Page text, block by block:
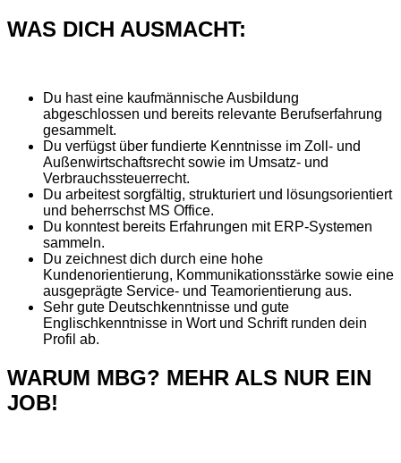
WAS DICH AUSMACHT:
Du hast eine kaufmännische Ausbildung
abgeschlossen und bereits relevante Berufserfahrung
gesammelt.
Du verfügst über fundierte Kenntnisse im Zoll- und
Außenwirtschaftsrecht sowie im Umsatz- und
Verbrauchssteuerrecht.
Du arbeitest sorgfältig, strukturiert und lösungsorientiert
und beherrschst MS Office.
Du konntest bereits Erfahrungen mit ERP-Systemen
sammeln.
Du zeichnest dich durch eine hohe
Kundenorientierung, Kommunikationsstärke sowie eine
ausgeprägte Service- und Teamorientierung aus.
Sehr gute Deutschkenntnisse und gute
Englischkenntnisse in Wort und Schrift runden dein
Profil ab.
WARUM MBG? MEHR ALS NUR EIN
JOB!